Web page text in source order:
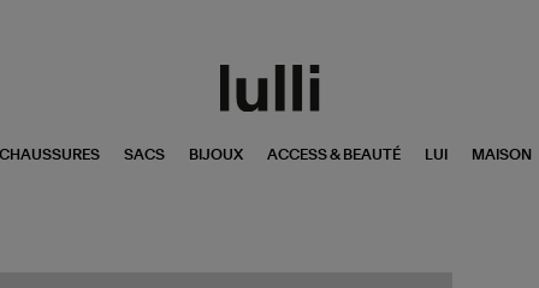
CHAUSSURES SACS BIJOUX ACCESS & BEAUTÉ LUI MAISON